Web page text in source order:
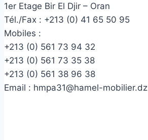
1er Etage Bir El Djir – Oran
Tél./Fax : +213 (0) 41 65 50 95
Mobiles :
+213 (0) 561 73 94 32
+213 (0) 561 73 35 38
+213 (0) 561 38 96 38
Email : hmpa31@hamel-mobilier.dz